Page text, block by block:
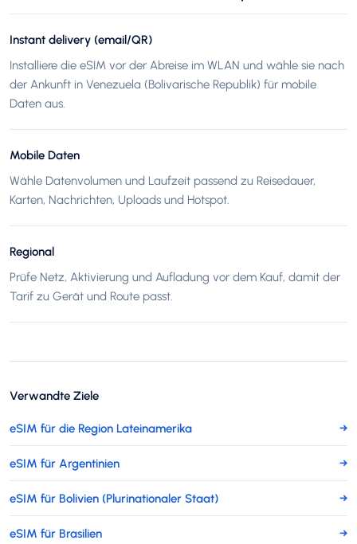
Instant delivery (email/QR)
Installiere die eSIM vor der Abreise im WLAN und wähle sie nach
der Ankunft in Venezuela (Bolivarische Republik) für mobile
Daten aus.
Mobile Daten
Wähle Datenvolumen und Laufzeit passend zu Reisedauer,
Karten, Nachrichten, Uploads und Hotspot.
Regional
Prüfe Netz, Aktivierung und Aufladung vor dem Kauf, damit der
Tarif zu Gerät und Route passt.
Verwandte Ziele
eSIM für die Region Lateinamerika →
eSIM für Argentinien →
eSIM für Bolivien (Plurinationaler Staat) →
eSIM für Brasilien →